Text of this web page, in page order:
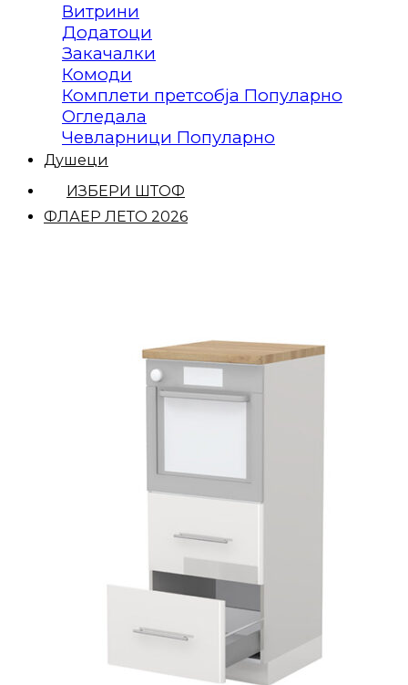
Витрини
Додатоци
Закачалки
Комоди
Комплети претсобја
Огледала
Чевларници
Душеци
ИЗБЕРИ ШТОФ
ФЛАЕР ЛЕТО 2026